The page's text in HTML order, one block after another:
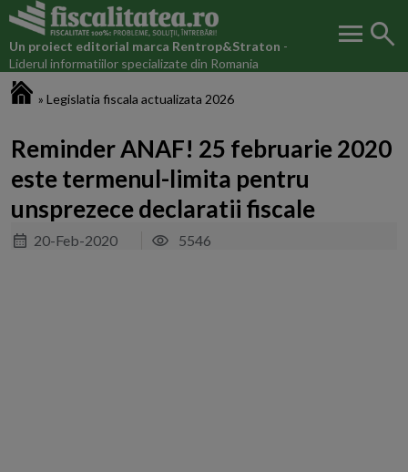
Un proiect editorial marca Rentrop&Straton -
Liderul informatiilor specializate din Romania
menu search
» Legislatia fiscala actualizata 2026
Reminder ANAF! 25 februarie 2020
este termenul-limita pentru
unsprezece declaratii fiscale
20-Feb-2020 5546